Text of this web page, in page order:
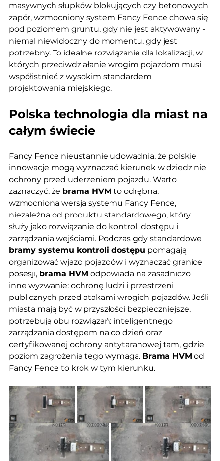
masywnych słupków blokujących czy betonowych
zapór, wzmocniony system Fancy Fence chowa się
pod poziomem gruntu, gdy nie jest aktywowany -
niemal niewidoczny do momentu, gdy jest
potrzebny. To idealne rozwiązanie dla lokalizacji, w
których przeciwdziałanie wrogim pojazdom musi
współistnieć z wysokim standardem
projektowania miejskiego.
Polska technologia dla miast na
całym świecie
Fancy Fence nieustannie udowadnia, że polskie
innowacje mogą wyznaczać kierunek w dziedzinie
ochrony przed uderzeniem pojazdu. Warto
zaznaczyć, że brama HVM to odrębna,
wzmocniona wersja systemu Fancy Fence,
niezależna od produktu standardowego, który
służy jako rozwiązanie do kontroli dostępu i
zarządzania wejściami. Podczas gdy standardowe
bramy systemu kontroli dostępu pomagają
organizować wjazd pojazdów i wyznaczać granice
posesji, brama HVM odpowiada na zasadniczo
inne wyzwanie: ochronę ludzi i przestrzeni
publicznych przed atakami wrogich pojazdów. Jeśli
miasta mają być w przyszłości bezpieczniejsze,
potrzebują obu rozwiązań: inteligentnego
zarządzania dostępem na co dzień oraz
certyfikowanej ochrony antytaranowej tam, gdzie
poziom zagrożenia tego wymaga. Brama HVM od
Fancy Fence to krok w tym kierunku.